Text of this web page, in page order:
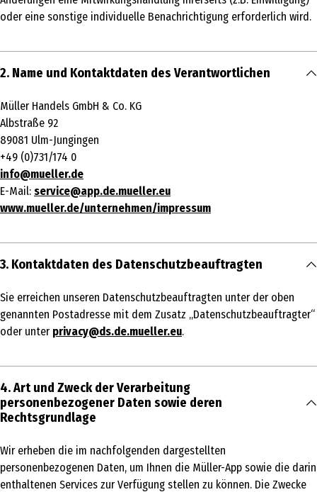
oder eine sonstige individuelle Benachrichtigung erforderlich wird.
2. Name und Kontaktdaten des Verantwortlichen
Müller Handels GmbH & Co. KG
Albstraße 92
89081 Ulm-Jungingen
+49 (0)731/174 0
info@mueller.de
E-Mail: service@app.de.mueller.eu
www.mueller.de/unternehmen/impressum
3. Kontaktdaten des Datenschutzbeauftragten
Sie erreichen unseren Datenschutzbeauftragten unter der oben
genannten Postadresse mit dem Zusatz „Datenschutzbeauftragter“
oder unter privacy@ds.de.mueller.eu.
4. Art und Zweck der Verarbeitung
personenbezogener Daten sowie deren
Rechtsgrundlage
Wir erheben die im nachfolgenden dargestellten
personenbezogenen Daten, um Ihnen die Müller-App sowie die darin
enthaltenen Services zur Verfügung stellen zu können. Die Zwecke